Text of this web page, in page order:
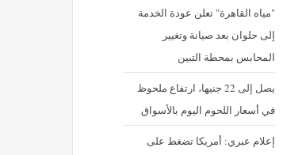
قائد بارز بالدعم السريع في معارك مع المشتركة غرب دارفور
"مياه القاهرة" تعلن عودة الخدمة
إلى حلوان بعد صيانة وتغيير
المحابس بمحطة التبين
يصل إلى 22 جنيها، ارتفاع ملحوظ
في أسعار اللحوم اليوم بالأسواق
إعلام عبري: أمريكا تضغط على